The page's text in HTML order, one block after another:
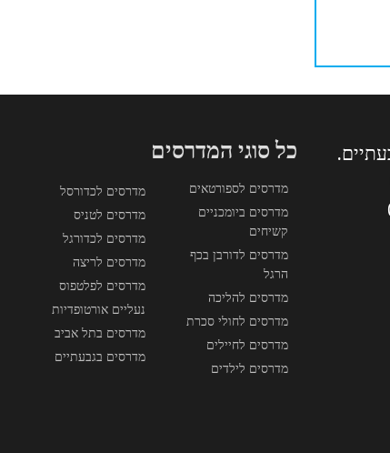
כל סוגי המדרסים
מדרסים לספורטאים
מדרסים ביומכניים
קשיחים
מדרסים לדורבן בכף
הרגל
מדרסים להליכה
מדרסים לחולי סכרת
מדרסים לחיילים
מדרסים לילדים
מדרסים לכדורסל
מדרסים לטניס
מדרסים לכדורגל
מדרסים לריצה
מדרסים לפלטפוס
נעליים אורטופדיות
מדרסים בתל אביב
מדרסים בגבעתיים